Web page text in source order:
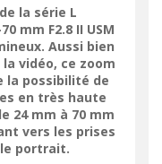
la série L
mm F2.8 II USM
Aussi bien
vidéo, ce zoom
la possibilité de
en très haute
24 mm à 70 mm
vers les prises
portrait.